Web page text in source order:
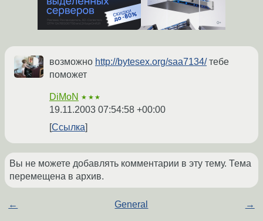
возможно http://bytesex.org/saa7134/тебе
поможет
DiMoN ★★★
19.11.2003 07:54:58 +00:00
Ссылка
Вы не можете добавлять комментарии в эту тему. Тема
перемещена в архив.
← General →